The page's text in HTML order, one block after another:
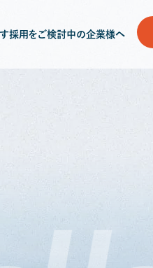
採用をご検討中の企業様へ